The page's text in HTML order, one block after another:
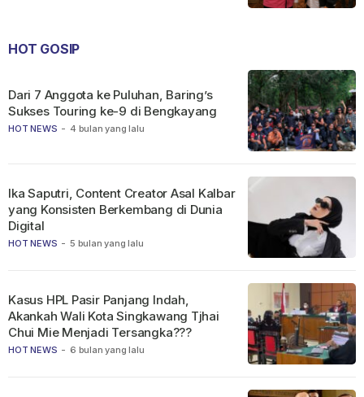
HOT GOSIP
HOT NEWS - 4 bulan yang lalu
Dari 7 Anggota ke Puluhan, Baring’s
Sukses Touring ke-9 di Bengkayang
HOT NEWS - 5 bulan yang lalu
Ika Saputri, Content Creator Asal Kalbar
yang Konsisten Berkembang di Dunia
Digital
HOT NEWS - 6 bulan yang lalu
Kasus HPL Pasir Panjang Indah,
Akankah Wali Kota Singkawang Tjhai
Chui Mie Menjadi Tersangka???